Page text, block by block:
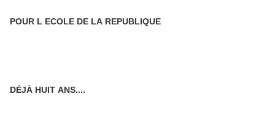
POUR L ECOLE DE LA REPUBLIQUE
DÉJÀ HUIT ANS....